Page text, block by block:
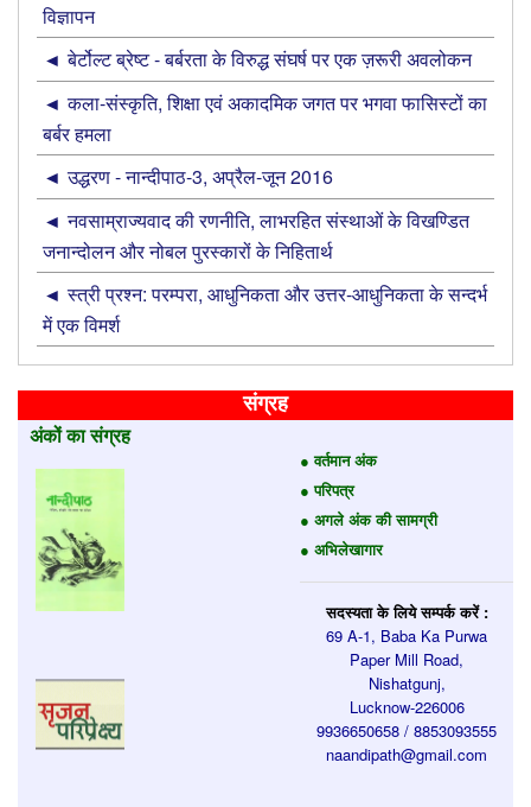
विज्ञापन
बेर्टोल्ट ब्रेष्ट - बर्बरता के विरुद्ध संघर्ष पर एक ज़रूरी अवलोकन
कला-संस्कृति, शिक्षा एवं अकादमिक जगत पर भगवा फासिस्टों का
बर्बर हमला
उद्धरण - नान्‍दीपाठ-3, अप्रैल-जून 2016
नवसाम्राज्यवाद की रणनीति, लाभरहित संस्थाओं के विखण्डित
जनान्दोलन और नोबल पुरस्कारों के निहितार्थ
स्त्री प्रश्न: परम्परा, आधुनिकता और उत्तर-आधुनिकता के सन्दर्भ
में एक विमर्श
संग्रह
अंकों का संग्रह
● वर्तमान अंक
● परिपत्र
● अगले अंक की सामग्री
● अभिलेखागार
सदस्यता के लिये सम्पर्क करें :
69 A-1, Baba Ka Purwa
Paper Mill Road,
Nishatgunj,
Lucknow-226006
9936650658 / 8853093555
naandipath@gmail.com